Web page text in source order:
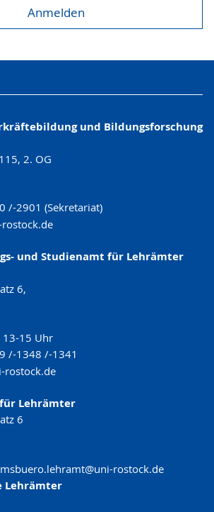
und Bildungsforschung
2. OG
/-2901 (Sekretariat)
rostock.de
und Studienamt für Lehrämter
6,
13-15 Uhr
/-1348 /-1341
rostock.de
Lehrämter
6
@uni-rostock.de
Lehrämter